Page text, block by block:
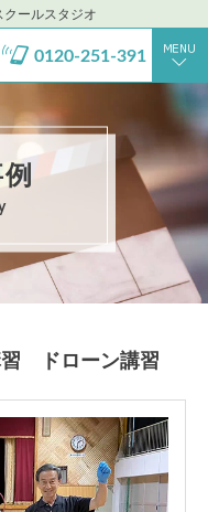
ールスタジオ
0120-251-391
習 ドローン講習